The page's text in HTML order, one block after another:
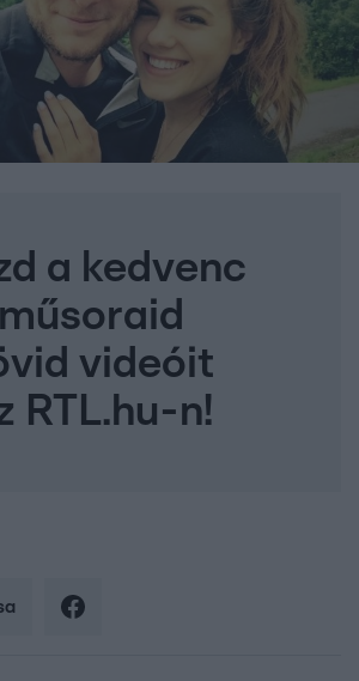
a kedvenc
műsoraid
videóit
RTL.hu-n!